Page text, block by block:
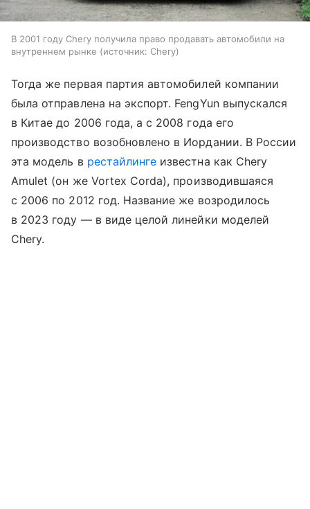
В 2001 году Chery получила право продавать автомобили на
внутреннем рынке
источник: Chery
Тогда же первая партия автомобилей компании
была отправлена на экспорт. FengYun выпускался
в Китае до 2006 года, а с 2008 года его
производство возобновлено в Иордании. В России
эта модель в рестайлинге известна как Chery
Amulet (он же Vortex Corda), производившаяся
с 2006 по 2012 год. Название же возродилось
в 2023 году — в виде целой линейки моделей
Chery.